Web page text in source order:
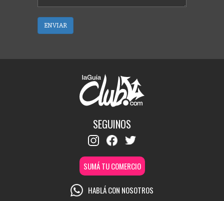
ENVIAR
SEGUINOS
SUMÁ TU COMERCIO
HABLÁ CON NOSOTROS